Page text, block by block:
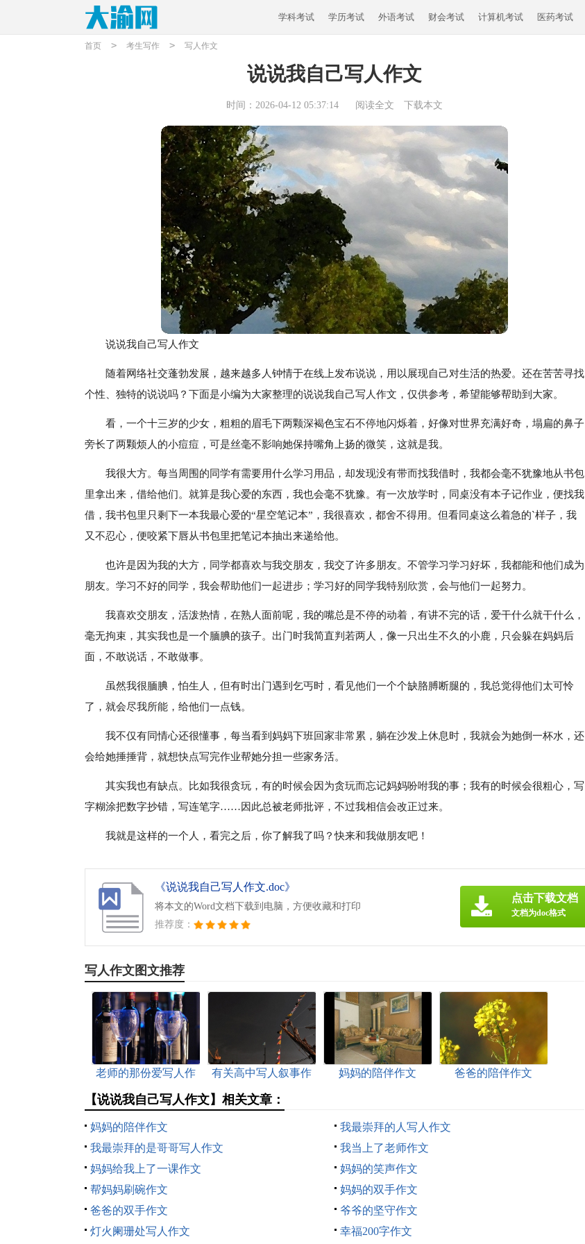
学科考试 学历考试 外语考试 财会考试 计算机考试 医药考试
首页 > 考生写作 > 写人作文
说说我自己写人作文
时间：2026-04-12 05:37:14 阅读全文 下载本文
说说我自己写人作文
随着网络社交蓬勃发展，越来越多人钟情于在线上发布说说，用以展现自己对生活的热爱。还在苦苦寻找
个性、独特的说说吗？下面是小编为大家整理的说说我自己写人作文，仅供参考，希望能够帮助到大家。
看，一个十三岁的少女，粗粗的眉毛下两颗深褐色宝石不停地闪烁着，好像对世界充满好奇，塌扁的鼻子
旁长了两颗烦人的小痘痘，可是丝毫不影响她保持嘴角上扬的微笑，这就是我。
我很大方。每当周围的同学有需要用什么学习用品，却发现没有带而找我借时，我都会毫不犹豫地从书包
里拿出来，借给他们。就算是我心爱的东西，我也会毫不犹豫。有一次放学时，同桌没有本子记作业，便找我
借，我书包里只剩下一本我最心爱的“星空笔记本”，我很喜欢，都舍不得用。但看同桌这么着急的`样子，我
又不忍心，便咬紧下唇从书包里把笔记本抽出来递给他。
也许是因为我的大方，同学都喜欢与我交朋友，我交了许多朋友。不管学习学习好坏，我都能和他们成为
朋友。学习不好的同学，我会帮助他们一起进步；学习好的同学我特别欣赏，会与他们一起努力。
我喜欢交朋友，活泼热情，在熟人面前呢，我的嘴总是不停的动着，有讲不完的话，爱干什么就干什么，
毫无拘束，其实我也是一个腼腆的孩子。出门时我简直判若两人，像一只出生不久的小鹿，只会躲在妈妈后
面，不敢说话，不敢做事。
虽然我很腼腆，怕生人，但有时出门遇到乞丐时，看见他们一个个缺胳膊断腿的，我总觉得他们太可怜
了，就会尽我所能，给他们一点钱。
我不仅有同情心还很懂事，每当看到妈妈下班回家非常累，躺在沙发上休息时，我就会为她倒一杯水，还
会给她捶捶背，就想快点写完作业帮她分担一些家务活。
其实我也有缺点。比如我很贪玩，有的时候会因为贪玩而忘记妈妈吩咐我的事；我有的时候会很粗心，写
字糊涂把数字抄错，写连笔字……因此总被老师批评，不过我相信会改正过来。
我就是这样的一个人，看完之后，你了解我了吗？快来和我做朋友吧！
《说说我自己写人作文.doc》
将本文的Word文档下载到电脑，方便收藏和打印
推荐度：
点击下载文档
文档为doc格式
写人作文图文推荐
老师的那份爱写人作
有关高中写人叙事作
妈妈的陪伴作文 爸爸的陪伴作文
【说说我自己写人作文】相关文章：
妈妈的陪伴作文
我最崇拜的人写人作文
我最崇拜的是哥哥写人作文
我当上了老师作文
妈妈给我上了一课作文
妈妈的笑声作文
帮妈妈刷碗作文
妈妈的双手作文
爸爸的双手作文
爷爷的坚守作文
灯火阑珊处写人作文
幸福200字作文